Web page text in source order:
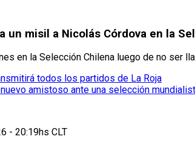
un misil a Nicolás Córdova en la
en la Selección Chilena luego de no ser
todos los partidos de La Roja
nuevo amistoso ante una selección
- 20:19hs CLT